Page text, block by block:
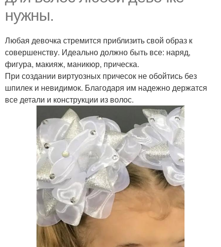
нужны.
Любая девочка стремится приблизить свой образ к
совершенству. Идеально должно быть все: наряд,
фигура, макияж, маникюр, прическа.
При создании виртуозных причесок не обойтись без
шпилек и невидимок. Благодаря им надежно держатся
все детали и конструкции из волос.